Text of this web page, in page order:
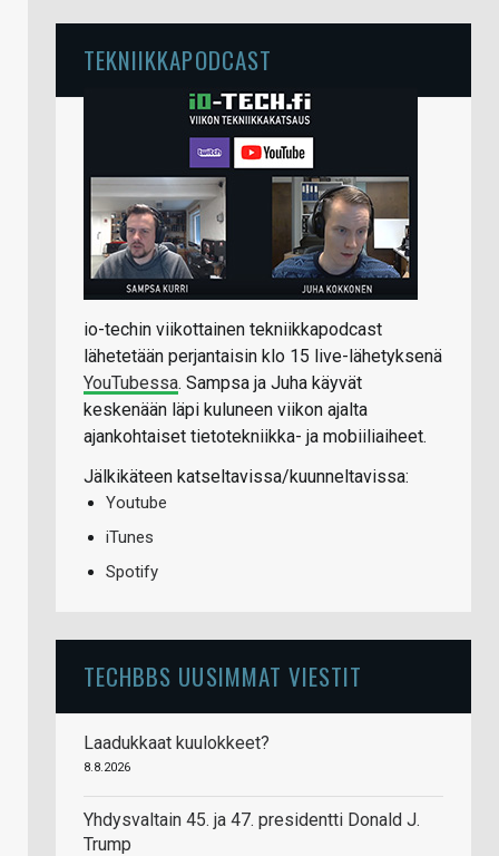
TEKNIIKKAPODCAST
io-techin viikottainen tekniikkapodcast
lähetetään perjantaisin klo 15 live-lähetyksenä
YouTubessa. Sampsa ja Juha käyvät
keskenään läpi kuluneen viikon ajalta
ajankohtaiset tietotekniikka- ja mobiiliaiheet.
Jälkikäteen katseltavissa/kuunneltavissa:
Youtube
iTunes
Spotify
TECHBBS UUSIMMAT VIESTIT
Laadukkaat kuulokkeet?
8.8.2026
Yhdysvaltain 45. ja 47. presidentti Donald J.
Trump